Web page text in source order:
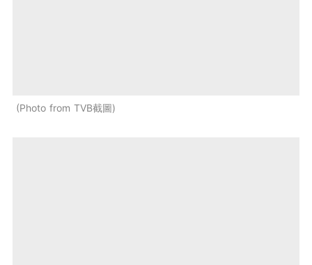
Photo from TVB截圖